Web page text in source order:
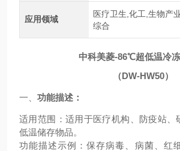
应用领域
医疗卫生,化工,生物产
综合
中科美菱-86℃超低温冷
（DW-HW50）
一、 功能描述：
适用范围：适用于医疗机构、防疫站、
低温储存物品。
功能描述示例：保存病毒、病菌、红